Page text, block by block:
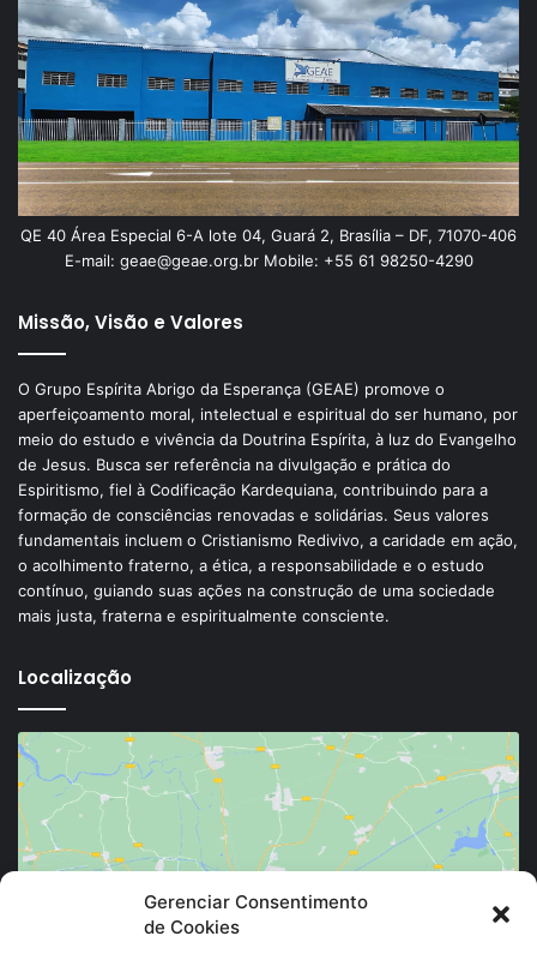
Gerenciar Consentimento
de Cookies
QE 40 Área Especial 6-A lote 04, Guará 2, Brasília – DF, 71070-406
E-mail: geae@geae.org.br Mobile: +55 61 98250-4290
Missão, Visão e Valores
O Grupo Espírita Abrigo da Esperança (GEAE) promove o
aperfeiçoamento moral, intelectual e espiritual do ser humano, por
meio do estudo e vivência da Doutrina Espírita, à luz do Evangelho
de Jesus. Busca ser referência na divulgação e prática do
Espiritismo, fiel à Codificação Kardequiana, contribuindo para a
formação de consciências renovadas e solidárias. Seus valores
fundamentais incluem o Cristianismo Redivivo, a caridade em ação,
o acolhimento fraterno, a ética, a responsabilidade e o estudo
contínuo, guiando suas ações na construção de uma sociedade
mais justa, fraterna e espiritualmente consciente.
Localização
Clique para aceitar os cookies marketing e
ativar este conteúdo